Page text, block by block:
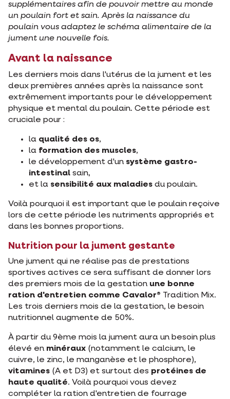
supplémentaires afin de pouvoir mettre au monde
un poulain fort et sain. Après la naissance du
poulain vous adaptez le schéma alimentaire de la
jument une nouvelle fois.
Avant la naissance
Les derniers mois dans l'utérus de la jument et les
deux premières années après la naissance sont
extrêmement importants pour le développement
physique et mental du poulain. Cette période est
cruciale pour :
la qualité des os,
la formation des muscles,
le développement d'un système gastro-
intestinal sain,
et la sensibilité aux maladies du poulain.
Voilà pourquoi il est important que le poulain reçoive
lors de cette période les nutriments appropriés et
dans les bonnes proportions.
Nutrition pour la jument gestante
Une jument qui ne réalise pas de prestations
sportives actives ce sera suffisant de donner lors
des premiers mois de la gestation une bonne
ration d'entretien comme Cavalor® Tradition Mix.
Les trois derniers mois de la gestation, le besoin
nutritionnel augmente de 50%.
À partir du 9ème mois la jument aura un besoin plus
élevé en minéraux (notamment le calcium, le
cuivre, le zinc, le manganèse et le phosphore),
vitamines (A et D3) et surtout des protéines de
haute qualité. Voilà pourquoi vous devez
compléter la ration d'entretien de fourrage